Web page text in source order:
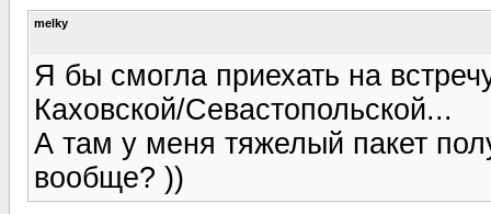
melky
Я бы смогла приехать на
Каховской/Севастопольской...
А там у меня тяжелый пакет
вообще? ))